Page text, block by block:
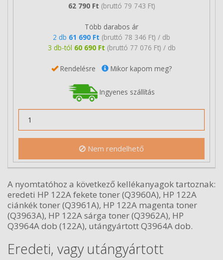
62 790 Ft (bruttó 79 743 Ft)
Több darabos ár
2 db 61 690 Ft (bruttó 78 346 Ft) / db
3 db-tól 60 690 Ft (bruttó 77 076 Ft) / db
Rendelésre Mikor kapom meg?
Ingyenes szállítás
Nem rendelhető
A nyomtatóhoz a következő kellékanyagok tartoznak:
eredeti HP 122A fekete toner (Q3960A), HP 122A
ciánkék toner (Q3961A), HP 122A magenta toner
(Q3963A), HP 122A sárga toner (Q3962A), HP
Q3964A dob (122A), utángyártott Q3964A dob.
Eredeti, vagy utángyártott